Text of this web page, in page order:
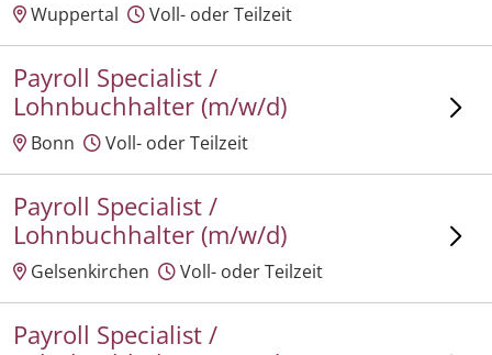
Wuppertal Voll- oder Teilzeit
Payroll Specialist /
Lohnbuchhalter (m/w/d)
Bonn Voll- oder Teilzeit
Payroll Specialist /
Lohnbuchhalter (m/w/d)
Gelsenkirchen Voll- oder Teilzeit
Payroll Specialist /